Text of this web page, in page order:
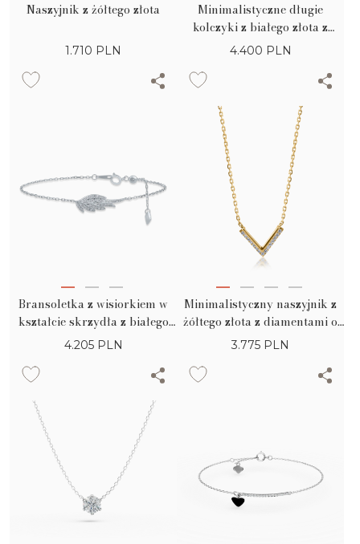
Naszyjnik z żółtego złota
1.710 PLN
Minimalistyczne długie
kolczyki z białego złota z
diamentami o masie 0.1ct
4.400 PLN
Bransoletka z wisiorkiem w
kształcie skrzydła z białego
złota z diamentami o masie
4.205 PLN
Minimalistyczny naszyjnik z
żółtego złota z diamentami o
masie 0.06ct
3.775 PLN